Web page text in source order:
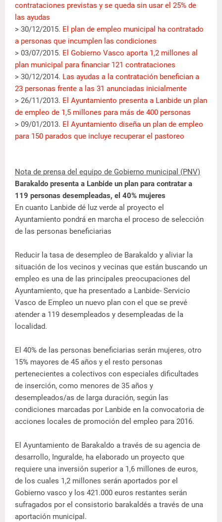
contrataciones previstas y se queda sin usar el 25% de
las ayudas
> 30/12/2015. El plan de empleo municipal ha contratado
a personas que incumplen las condiciones
> 03/07/2015. El Gobierno Vasco aporta 1,2 millones al
plan municipal para financiar 121 contrataciones
> 30/12/2014. Las ayudas a la contratación benefician a
23 personas frente a las 31 anunciadas inicialmente
> 26/11/2013. El Ayuntamiento presenta a Lanbide un plan
de empleo de 1,5 millones para más de 400 personas
> 09/01/2013. El Ayuntamiento diseña un plan de empleo
para 150 parados que incluye recuperar el pastoreo
Nota de prensa del equipo de Gobierno municipal (PNV)
Barakaldo presenta a Lanbide un plan para contratar a
119 personas desempleadas, el 40% mujeres
En cuanto Lanbide dé luz verde al proyecto el
Ayuntamiento pondrá en marcha el proceso de selección
de las personas beneficiarias
Reducir la tasa de desempleo de Barakaldo y aliviar la
situación de los vecinos y vecinas que están buscando un
empleo es una de las principales preocupaciones del
Ayuntamiento, que ha presentado a Lanbide- Servicio
Vasco de Empleo un nuevo plan con el que se prevé
atender a 119 desempleados y desempleadas de la
localidad.
El 40% de las personas beneficiarias serán mujeres, otro
15% mayores de 45 años y el resto personas
pertenecientes a colectivos con especiales dificultades
de inserción, como menores de 35 años y
desempleados/as de larga duración, según las
condiciones marcadas por Lanbide en la convocatoria de
acciones locales de promoción del empleo para 2016.
El Ayuntamiento de Barakaldo a través de su agencia de
desarrollo, Inguralde, ha elaborado un proyecto que
requiere una inversión superior a 1,6 millones de euros,
de los cuales 1,2 millones serán aportados por el
Gobierno vasco y los 421.000 euros restantes serán
sufragados por el consistorio barakaldés a través de una
aportación municipal.